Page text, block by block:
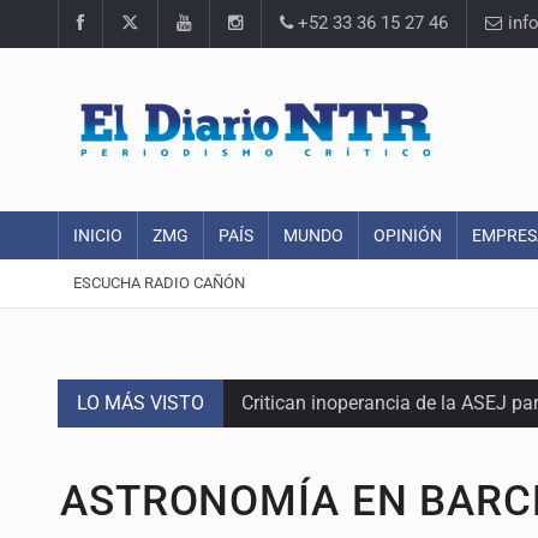
+52 33 36 15 27 46
INICIO ZMG PAÍS MUNDO OPINIÓN
ESCUCHA RADIO CAÑÓN
LO MÁS VISTO Critican inoperancia de la ASEJ
Ex policía es detenido por
ASTRONOMÍA EN